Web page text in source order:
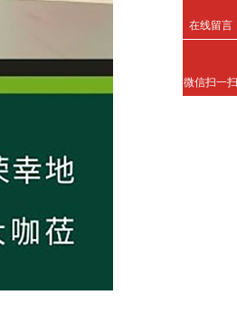
在线留言
微信扫一扫